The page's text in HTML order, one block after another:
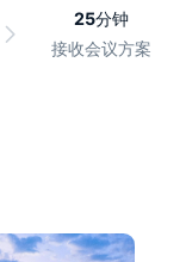
25分钟
接收会议方案